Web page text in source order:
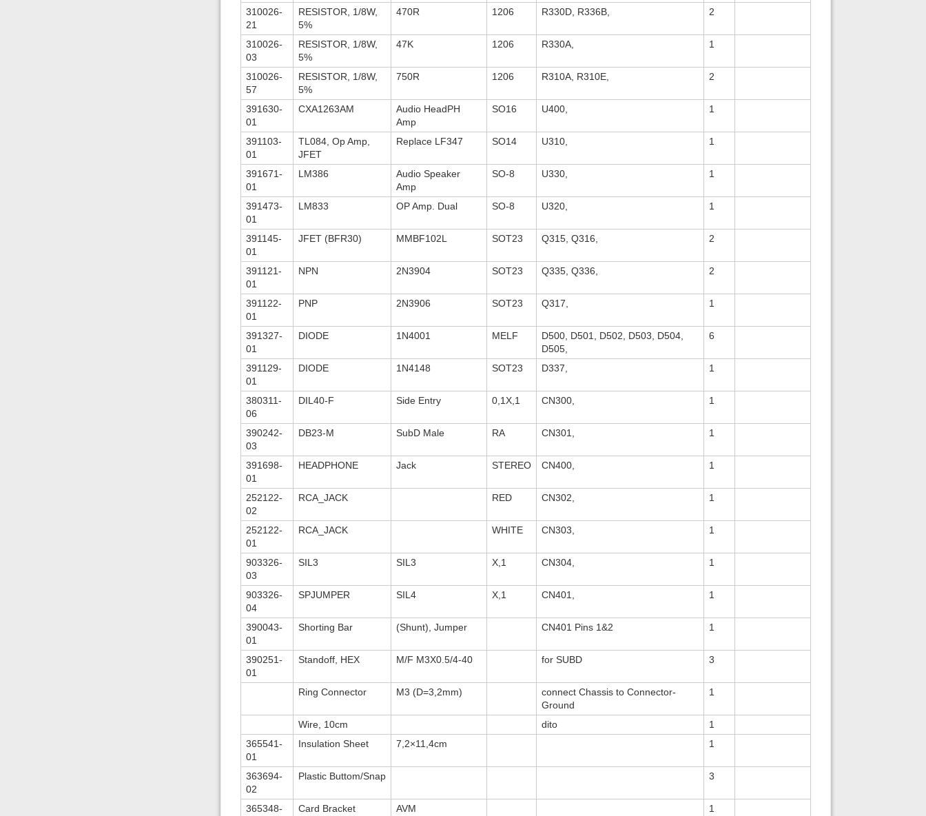
310026-
21
RESISTOR, 1/8W,
5%
470R 1206 R330D, R336B, 2
310026-
03
RESISTOR, 1/8W,
5%
47K 1206 R330A, 1
310026-
57
RESISTOR, 1/8W,
5%
750R 1206 R310A, R310E, 2
391630-
01
CXA1263AM
Audio HeadPH
Amp
SO16 U400, 1
391103-
01
TL084, Op Amp,
JFET
Replace LF347 SO14 U310, 1
391671-
01
LM386
Audio Speaker
Amp
SO-8 U330, 1
391473-
01
LM833 OP Amp. Dual SO-8 U320, 1
391145-
01
JFET (BFR30) MMBF102L SOT23 Q315, Q316, 2
391121-
01
NPN 2N3904 SOT23 Q335, Q336, 2
391122-
01
PNP 2N3906 SOT23 Q317, 1
391327-
01
DIODE 1N4001 MELF
D500, D501, D502, D503, D504,
D505,
6
391129-
01
DIODE 1N4148 SOT23 D337, 1
380311-
06
DIL40-F Side Entry 0,1X,1 CN300, 1
390242-
03
DB23-M SubD Male RA CN301, 1
391698-
01
HEADPHONE Jack STEREO CN400, 1
252122-
02
RCA_JACK RED CN302, 1
252122-
01
RCA_JACK WHITE CN303, 1
903326-
03
SIL3 SIL3 X,1 CN304, 1
903326-
04
SPJUMPER SIL4 X,1 CN401, 1
390043-
01
Shorting Bar (Shunt), Jumper CN401 Pins 1&2 1
390251-
01
Standoff, HEX M/F M3X0.5/4-40 for SUBD 3
Ring Connector M3 (D=3,2mm)
connect Chassis to Connector-
Ground
1
Wire, 10cm dito
1
365541-
01
Insulation Sheet 7,2×11,4cm 1
363694-
02
Plastic Buttom/Snap 3
365348-
Card Bracket AVM 1